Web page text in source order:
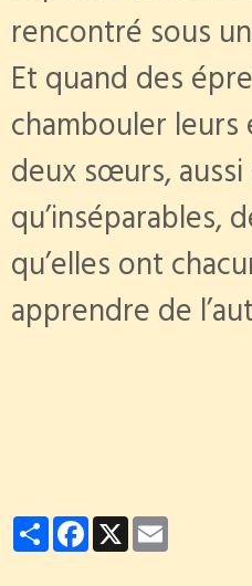
rencontré sous
Et quand des
chambouler leurs
deux sœurs,
qu’inséparables,
qu’elles ont
apprendre de
PartagerFacebook
X